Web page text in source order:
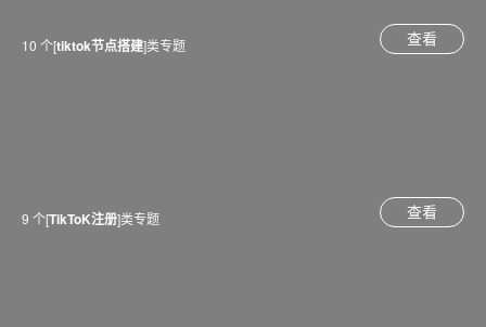
10 个[tiktok节点搭建]类专题 查看
9 个[TikToK注册]类专题 查看